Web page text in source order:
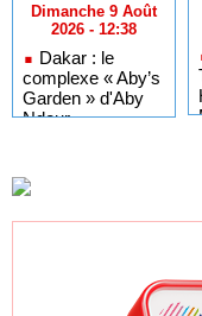
Dimanche 9 Août
2026 - 12:38
Dakar : le
complexe « Aby’s
Garden » d'Aby
Ndour
incendie